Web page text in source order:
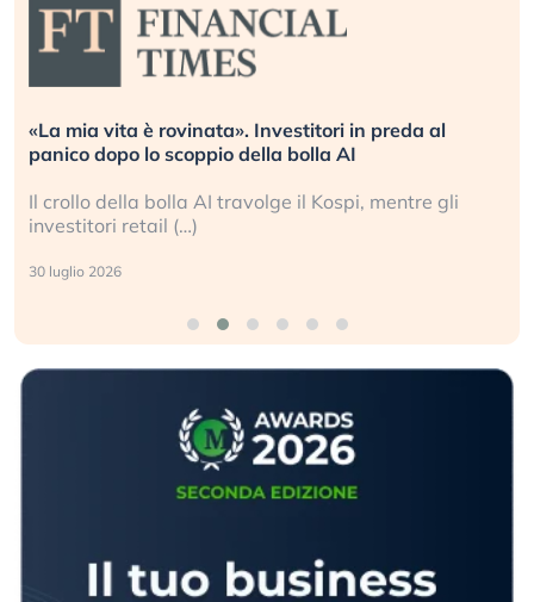
«La mia vita è rovinata». Investitori in preda al
panico dopo lo scoppio della bolla AI
Il crollo della bolla AI travolge il Kospi, mentre gli
investitori retail (…)
30 luglio 2026